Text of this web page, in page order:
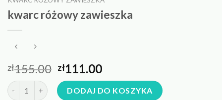
kwarc różowy zawieszka
zł155.00 zł111.00
ilość kwarc różowy zawieszkaDODAJ DO KOSZYKA